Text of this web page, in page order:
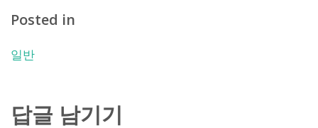
Posted in
일반
답글 남기기